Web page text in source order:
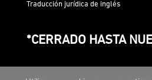
Traducción jurídica de inglés
*CERRADO HASTA